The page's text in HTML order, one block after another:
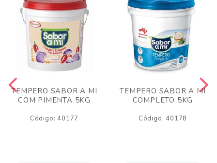
TEMPERO SABOR A MI
COM PIMENTA 5KG
Código: 40177
TEMPERO SABOR A MI
COMPLETO 5KG
Código: 40178